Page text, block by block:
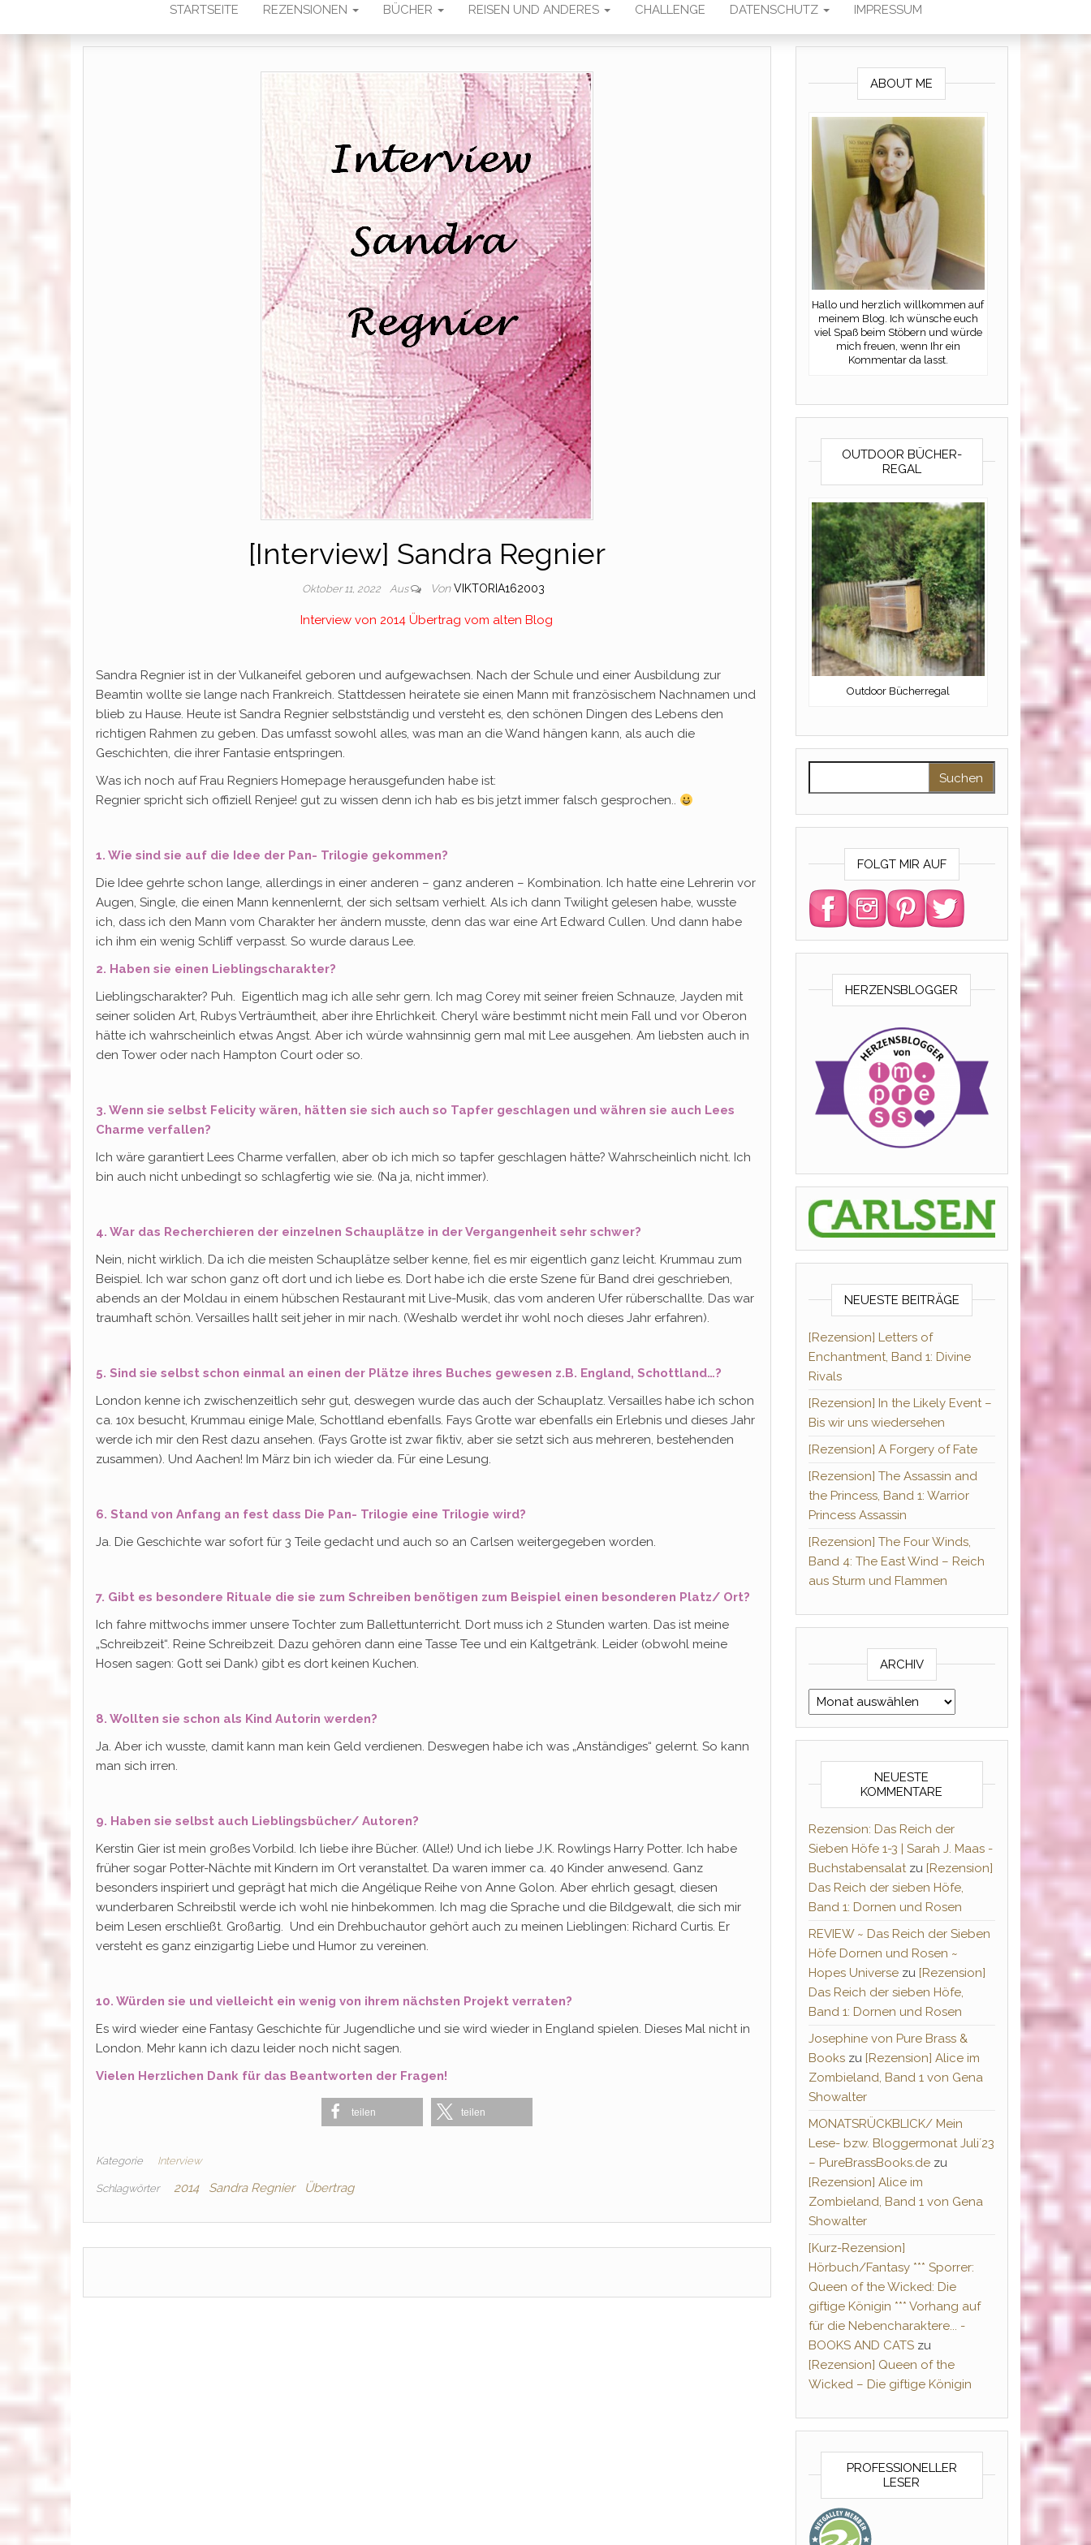
STARTSEITE REZENSIONEN BÜCHER REISEN UND ANDERES CHALLENGE DATENSCHUTZ IMPRESSUM
[Interview] Sandra Regnier
Oktober 11, 2022 Aus Von VIKTORIA162003
Interview von 2014 Übertrag vom alten Blog
Sandra Regnier ist in der Vulkaneifel geboren und aufgewachsen. Nach der Schule und einer Ausbildung zur
Beamtin wollte sie lange nach Frankreich. Stattdessen heiratete sie einen Mann mit französischem Nachnamen und
blieb zu Hause. Heute ist Sandra Regnier selbstständig und versteht es, den schönen Dingen des Lebens den
richtigen Rahmen zu geben. Das umfasst sowohl alles, was man an die Wand hängen kann, als auch die
Geschichten, die ihrer Fantasie entspringen.
Was ich noch auf Frau Regniers Homepage herausgefunden habe ist:
Regnier spricht sich offiziell Renjee! gut zu wissen denn ich hab es bis jetzt immer falsch gesprochen..
1. Wie sind sie auf die Idee der Pan- Trilogie gekommen?
Die Idee gehrte schon lange, allerdings in einer anderen – ganz anderen – Kombination. Ich hatte eine Lehrerin vor
Augen, Single, die einen Mann kennenlernt, der sich seltsam verhielt. Als ich dann Twilight gelesen habe, wusste
ich, dass ich den Mann vom Charakter her ändern musste, denn das war eine Art Edward Cullen. Und dann habe
ich ihm ein wenig Schliff verpasst. So wurde daraus Lee.
2. Haben sie einen Lieblingscharakter?
Lieblingscharakter? Puh. Eigentlich mag ich alle sehr gern. Ich mag Corey mit seiner freien Schnauze, Jayden mit
seiner soliden Art, Rubys Verträumtheit, aber ihre Ehrlichkeit. Cheryl wäre bestimmt nicht mein Fall und vor Oberon
hätte ich wahrscheinlich etwas Angst. Aber ich würde wahnsinnig gern mal mit Lee ausgehen. Am liebsten auch in
den Tower oder nach Hampton Court oder so.
3. Wenn sie selbst Felicity wären, hätten sie sich auch so Tapfer geschlagen und währen sie auch Lees
Charme verfallen?
Ich wäre garantiert Lees Charme verfallen, aber ob ich mich so tapfer geschlagen hätte? Wahrscheinlich nicht. Ich
bin auch nicht unbedingt so schlagfertig wie sie. (Na ja, nicht immer).
4. War das Recherchieren der einzelnen Schauplätze in der Vergangenheit sehr schwer?
Nein, nicht wirklich. Da ich die meisten Schauplätze selber kenne, fiel es mir eigentlich ganz leicht. Krummau zum
Beispiel. Ich war schon ganz oft dort und ich liebe es. Dort habe ich die erste Szene für Band drei geschrieben,
abends an der Moldau in einem hübschen Restaurant mit Live-Musik, das vom anderen Ufer rüberschallte. Das war
traumhaft schön. Versailles hallt seit jeher in mir nach. (Weshalb werdet ihr wohl noch dieses Jahr erfahren).
5. Sind sie selbst schon einmal an einen der Plätze ihres Buches gewesen z.B. England, Schottland…?
London kenne ich zwischenzeitlich sehr gut, deswegen wurde das auch der Schauplatz. Versailles habe ich schon
ca. 10x besucht, Krummau einige Male, Schottland ebenfalls. Fays Grotte war ebenfalls ein Erlebnis und dieses Jahr
werde ich mir den Rest dazu ansehen. (Fays Grotte ist zwar fiktiv, aber sie setzt sich aus mehreren, bestehenden
zusammen). Und Aachen! Im März bin ich wieder da. Für eine Lesung.
6. Stand von Anfang an fest dass Die Pan- Trilogie eine Trilogie wird?
Ja. Die Geschichte war sofort für 3 Teile gedacht und auch so an Carlsen weitergegeben worden.
7. Gibt es besondere Rituale die sie zum Schreiben benötigen zum Beispiel einen besonderen Platz/ Ort?
Ich fahre mittwochs immer unsere Tochter zum Ballettunterricht. Dort muss ich 2 Stunden warten. Das ist meine
„Schreibzeit“. Reine Schreibzeit. Dazu gehören dann eine Tasse Tee und ein Kaltgetränk. Leider (obwohl meine
Hosen sagen: Gott sei Dank) gibt es dort keinen Kuchen.
8. Wollten sie schon als Kind Autorin werden?
Ja. Aber ich wusste, damit kann man kein Geld verdienen. Deswegen habe ich was „Anständiges“ gelernt. So kann
man sich irren.
9. Haben sie selbst auch Lieblingsbücher/ Autoren?
Kerstin Gier ist mein großes Vorbild. Ich liebe ihre Bücher. (Alle!) Und ich liebe J.K. Rowlings Harry Potter. Ich habe
früher sogar Potter-Nächte mit Kindern im Ort veranstaltet. Da waren immer ca. 40 Kinder anwesend. Ganz
besonders inspiriert und geprägt hat mich die Angélique Reihe von Anne Golon. Aber ehrlich gesagt, diesen
wunderbaren Schreibstil werde ich wohl nie hinbekommen. Ich mag die Sprache und die Bildgewalt, die sich mir
beim Lesen erschließt. Großartig. Und ein Drehbuchautor gehört auch zu meinen Lieblingen: Richard Curtis. Er
versteht es ganz einzigartig Liebe und Humor zu vereinen.
10. Würden sie und vielleicht ein wenig von ihrem nächsten Projekt verraten?
Es wird wieder eine Fantasy Geschichte für Jugendliche und sie wird wieder in England spielen. Dieses Mal nicht in
London. Mehr kann ich dazu leider noch nicht sagen.
Vielen Herzlichen Dank für das Beantworten der Fragen!
teilen teilen
Kategorie Interview
Schlagwörter 2014 Sandra Regnier Übertrag
ABOUT ME
Hallo und herzlich willkommen auf
meinem Blog. Ich wünsche euch
viel Spaß beim Stöbern und würde
mich freuen, wenn Ihr ein
Kommentar da lasst.
OUTDOOR BÜCHER-
REGAL
Outdoor Bücherregal
FOLGT MIR AUF
HERZENSBLOGGER
NEUESTE BEITRÄGE
[Rezension] Letters of
Enchantment, Band 1: Divine
Rivals
[Rezension] In the Likely Event –
Bis wir uns wiedersehen
[Rezension] A Forgery of Fate
[Rezension] The Assassin and
the Princess, Band 1: Warrior
Princess Assassin
[Rezension] The Four Winds,
Band 4: The East Wind – Reich
aus Sturm und Flammen
ARCHIV
Archiv
NEUESTE
KOMMENTARE
Rezension: Das Reich der
Sieben Höfe 1-3 | Sarah J. Maas -
Buchstabensalatzu [Rezension]
Das Reich der sieben Höfe,
Band 1: Dornen und Rosen
REVIEW ~ Das Reich der Sieben
Höfe Dornen und Rosen ~
Hopes Universezu [Rezension]
Das Reich der sieben Höfe,
Band 1: Dornen und Rosen
Josephine von Pure Brass &
Bookszu [Rezension] Alice im
Zombieland, Band 1 von Gena
Showalter
MONATSRÜCKBLICK/ Mein
Lese- bzw. Bloggermonat Juli´23
– PureBrassBooks.dezu
[Rezension] Alice im
Zombieland, Band 1 von Gena
Showalter
[Kurz-Rezension]
Hörbuch/Fantasy *** Sporrer:
Queen of the Wicked: Die
giftige Königin *** Vorhang auf
für die Nebencharaktere... -
BOOKS AND CATSzu
[Rezension] Queen of the
Wicked – Die giftige Königin
PROFESSIONELLER
LESER